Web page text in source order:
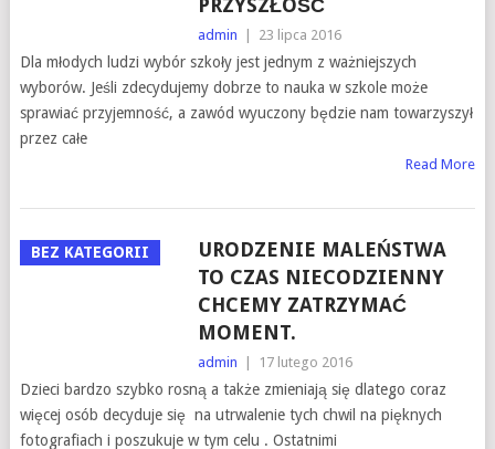
PRZYSZŁOŚĆ
admin 23 lipca 2016
Dla młodych ludzi wybór szkoły jest jednym z ważniejszych
wyborów. Jeśli zdecydujemy dobrze to nauka w szkole może
sprawiać przyjemność, a zawód wyuczony będzie nam towarzyszył
przez całe
Read More
BEZ KATEGORII
URODZENIE MALEŃSTWA
TO CZAS NIECODZIENNY
CHCEMY ZATRZYMAĆ
MOMENT.
admin 17 lutego 2016
Dzieci bardzo szybko rosną a także zmieniają się dlatego coraz
więcej osób decyduje się na utrwalenie tych chwil na pięknych
fotografiach i poszukuje w tym celu . Ostatnimi